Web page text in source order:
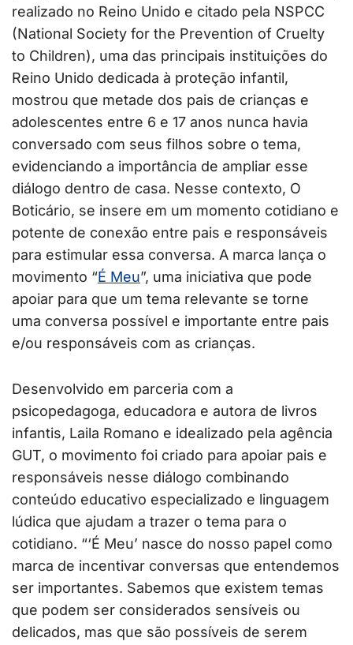
realizado no Reino Unido e citado pela NSPCC
(National Society for the Prevention of Cruelty
to Children), uma das principais instituições do
Reino Unido dedicada à proteção infantil,
mostrou que metade dos pais de crianças e
adolescentes entre 6 e 17 anos nunca havia
conversado com seus filhos sobre o tema,
evidenciando a importância de ampliar esse
diálogo dentro de casa. Nesse contexto, O
Boticário, se insere em um momento cotidiano e
potente de conexão entre pais e responsáveis
para estimular essa conversa. A marca lança o
movimento “É Meu”, uma iniciativa que pode
apoiar para que um tema relevante se torne
uma conversa possível e importante entre pais
e/ou responsáveis com as crianças.
Desenvolvido em parceria com a
psicopedagoga, educadora e autora de livros
infantis, Laila Romano e idealizado pela agência
GUT, o movimento foi criado para apoiar pais e
responsáveis nesse diálogo combinando
conteúdo educativo especializado e linguagem
lúdica que ajudam a trazer o tema para o
cotidiano. “‘É Meu’ nasce do nosso papel como
marca de incentivar conversas que entendemos
ser importantes. Sabemos que existem temas
que podem ser considerados sensíveis ou
delicados, mas que são possíveis de serem